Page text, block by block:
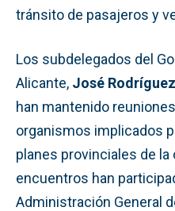
tránsito de pasajeros y
Los subdelegados del
Alicante, José
han mantenido
organismos implicados
planes provinciales de la
encuentros han
Administración General